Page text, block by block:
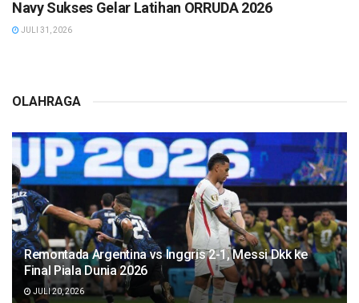
Navy Sukses Gelar Latihan ORRUDA 2026
JULI 31, 2026
OLAHRAGA
Remontada Argentina vs Inggris 2-1, Messi Dkk ke
Final Piala Dunia 2026
JULI 20, 2026